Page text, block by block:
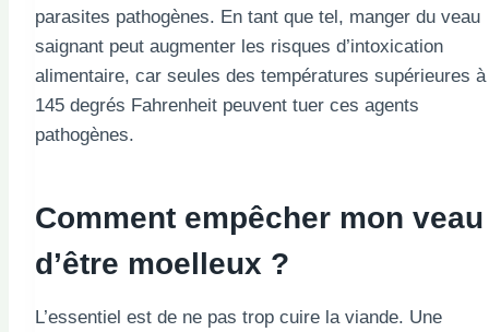
parasites pathogènes. En tant que tel, manger du veau
saignant peut augmenter les risques d’intoxication
alimentaire, car seules des températures supérieures à
145 degrés Fahrenheit peuvent tuer ces agents
pathogènes.
Comment empêcher mon veau
d’être moelleux ?
L’essentiel est de ne pas trop cuire la viande. Une